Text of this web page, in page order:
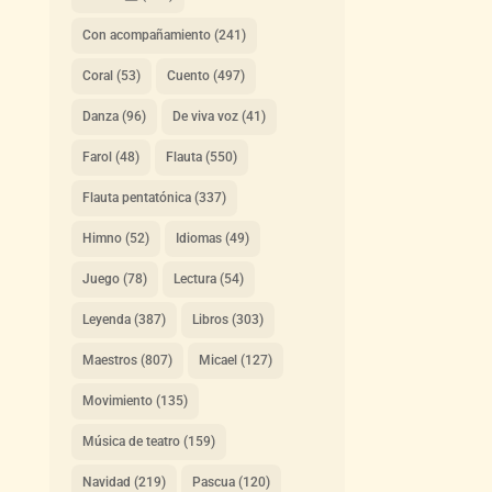
Con acompañamiento(241)
Coral (53) Cuento(497)
Danza(96) De viva voz(41)
Farol (48) Flauta(550)
Flauta pentatónica(337)
Himno(52) Idiomas(49)
Juego(78) Lectura(54)
Leyenda(387) Libros(303)
Maestros(807) Micael (127)
Movimiento(135)
Música de teatro(159)
Navidad (219) Pascua(120)